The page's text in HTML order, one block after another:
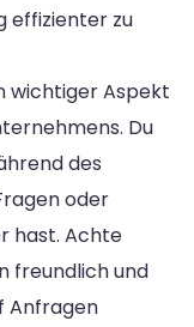
effizienter zu
wichtiger Aspekt
Du
des
oder
hast. Achte
freundlich und
Anfragen